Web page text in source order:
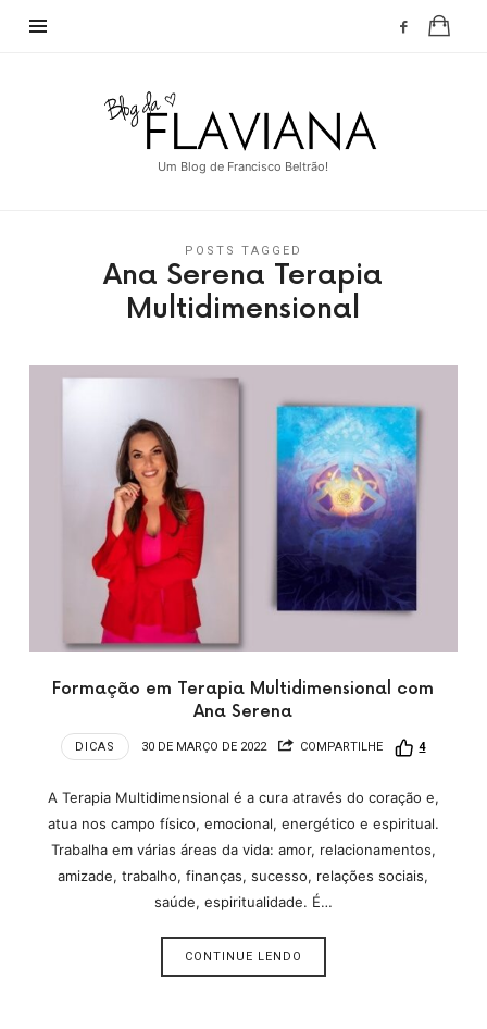
Blog
da
FlavianaUm Blog de Francisco Beltrão!
POSTS TAGGED
Ana Serena Terapia
Multidimensional
Formação em Terapia Multidimensional com
Ana Serena
DICAS 30 DE MARÇO DE 2022 COMPARTILHE 4
A Terapia Multidimensional é a cura através do coração e,
atua nos campo físico, emocional, energético e espiritual.
Trabalha em várias áreas da vida: amor, relacionamentos,
amizade, trabalho, finanças, sucesso, relações sociais,
saúde, espiritualidade. É…
CONTINUE LENDO